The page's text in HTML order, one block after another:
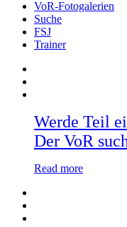
VoR-Fotogalerien
Suche
FSJ
Trainer
Werde Teil
Der VoR
Read more